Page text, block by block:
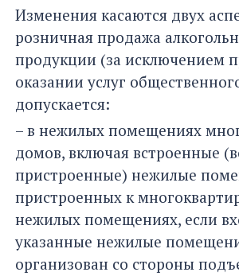
Изменения касаются двух
розничная продажа
продукции (за исключением
оказании услуг
допускается:
– в нежилых помещениях
домов, включая встроенные
пристроенные) нежилые
пристроенных к
нежилых помещениях, если
указанные нежилые
организован со стороны